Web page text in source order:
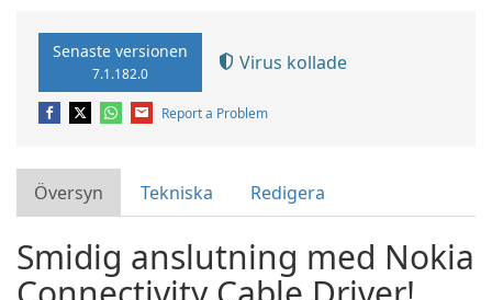
Senaste versionen
7.1.182.0 Virus kollade
Report a Problem
Översyn Tekniska Redigera
Smidig anslutning med Nokia